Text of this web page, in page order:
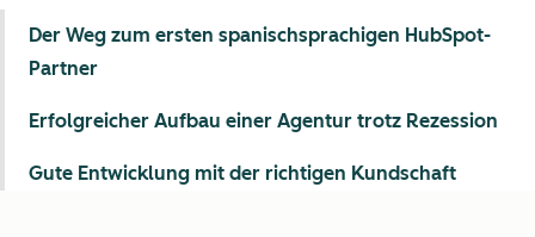
Der Weg zum ersten spanischsprachigen HubSpot-
Partner
Erfolgreicher Aufbau einer Agentur trotz Rezession
Gute Entwicklung mit der richtigen Kundschaft